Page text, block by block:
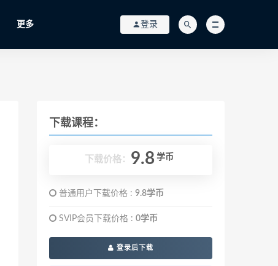
更多 登录
下载课程：
下载价格： 9.8 学币
普通用户下载价格 : 9.8学币
SVIP会员下载价格 : 0学币
登录后下载